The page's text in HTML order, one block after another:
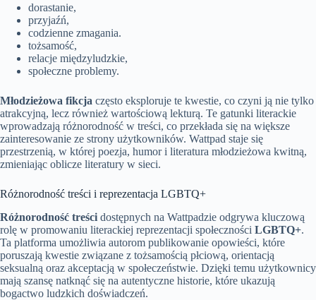
dorastanie,
przyjaźń,
codzienne zmagania.
tożsamość,
relacje międzyludzkie,
społeczne problemy.
Młodzieżowa fikcja często eksploruje te kwestie, co czyni ją nie tylko
atrakcyjną, lecz również wartościową lekturą. Te gatunki literackie
wprowadzają różnorodność w treści, co przekłada się na większe
zainteresowanie ze strony użytkowników. Wattpad staje się
przestrzenią, w której poezja, humor i literatura młodzieżowa kwitną,
zmieniając oblicze literatury w sieci.
Różnorodność treści i reprezentacja LGBTQ+
Różnorodność treści dostępnych na Wattpadzie odgrywa kluczową
rolę w promowaniu literackiej reprezentacji społeczności LGBTQ+.
Ta platforma umożliwia autorom publikowanie opowieści, które
poruszają kwestie związane z tożsamością płciową, orientacją
seksualną oraz akceptacją w społeczeństwie. Dzięki temu użytkownicy
mają szansę natknąć się na autentyczne historie, które ukazują
bogactwo ludzkich doświadczeń.